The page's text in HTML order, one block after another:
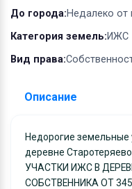
До города:Недалеко от
Категория земель:ИЖС
Вид права:
Описание
Недорогие земельные участки от 5 соток ИЖС в
деревне Старотеряево.
УЧАСТКИ ИЖС В
СОБСТВЕННИКА ОТ